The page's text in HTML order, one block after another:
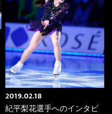
2019.02.18
紀平梨花選手へのインタビ